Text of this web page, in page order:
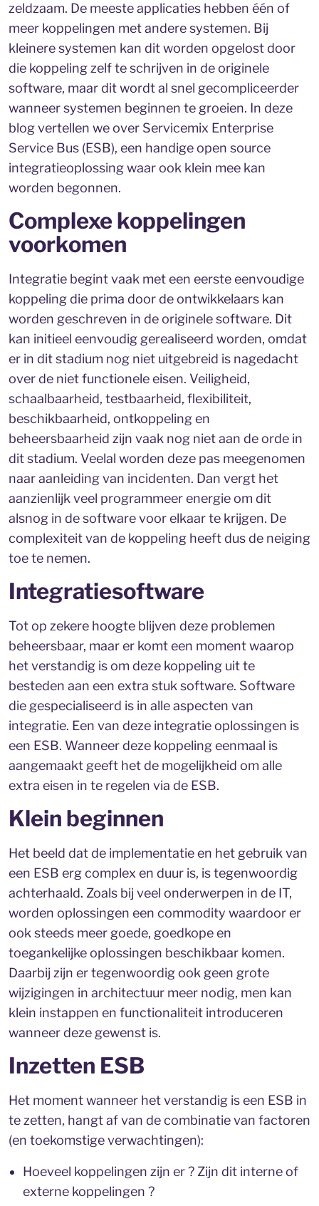
zeldzaam. De meeste applicaties hebben één of
meer koppelingen met andere systemen. Bij
kleinere systemen kan dit worden opgelost door
die koppeling zelf te schrijven in de originele
software, maar dit wordt al snel gecompliceerder
wanneer systemen beginnen te groeien. In deze
blog vertellen we over Servicemix Enterprise
Service Bus (ESB), een handige open source
integratieoplossing waar ook klein mee kan
worden begonnen.
Complexe koppelingen
voorkomen
Integratie begint vaak met een eerste eenvoudige
koppeling die prima door de ontwikkelaars kan
worden geschreven in de originele software. Dit
kan initieel eenvoudig gerealiseerd worden, omdat
er in dit stadium nog niet uitgebreid is nagedacht
over de niet functionele eisen. Veiligheid,
schaalbaarheid, testbaarheid, flexibiliteit,
beschikbaarheid, ontkoppeling en
beheersbaarheid zijn vaak nog niet aan de orde in
dit stadium. Veelal worden deze pas meegenomen
naar aanleiding van incidenten. Dan vergt het
aanzienlijk veel programmeer energie om dit
alsnog in de software voor elkaar te krijgen. De
complexiteit van de koppeling heeft dus de neiging
toe te nemen.
Integratiesoftware
Tot op zekere hoogte blijven deze problemen
beheersbaar, maar er komt een moment waarop
het verstandig is om deze koppeling uit te
besteden aan een extra stuk software. Software
die gespecialiseerd is in alle aspecten van
integratie. Een van deze integratie oplossingen is
een ESB. Wanneer deze koppeling eenmaal is
aangemaakt geeft het de mogelijkheid om alle
extra eisen in te regelen via de ESB.
Klein beginnen
Het beeld dat de implementatie en het gebruik van
een ESB erg complex en duur is, is tegenwoordig
achterhaald. Zoals bij veel onderwerpen in de IT,
worden oplossingen een commodity waardoor er
ook steeds meer goede, goedkope en
toegankelijke oplossingen beschikbaar komen.
Daarbij zijn er tegenwoordig ook geen grote
wijzigingen in architectuur meer nodig, men kan
klein instappen en functionaliteit introduceren
wanneer deze gewenst is.
Inzetten ESB
Het moment wanneer het verstandig is een ESB in
te zetten, hangt af van de combinatie van factoren
(en toekomstige verwachtingen):
Hoeveel koppelingen zijn er ? Zijn dit interne of
externe koppelingen ?